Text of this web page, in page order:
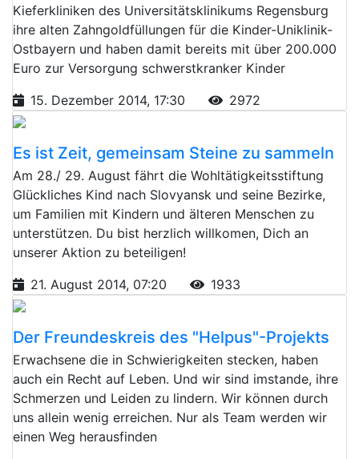
Kieferkliniken des Universitätsklinikums Regensburg
ihre alten Zahngoldfüllungen für die Kinder-Uniklinik-
Ostbayern und haben damit bereits mit über 200.000
Euro zur Versorgung schwerstkranker Kinder
15. Dezember 2014, 17:30
2972
Es ist Zeit, gemeinsam Steine zu sammeln
Am 28./ 29. August fährt die Wohltätigkeitsstiftung
Glückliches Kind nach Slovyansk und seine Bezirke,
um Familien mit Kindern und älteren Menschen zu
unterstützen. Du bist herzlich willkomen, Dich an
unserer Aktion zu beteiligen!
21. August 2014, 07:20
1933
Der Freundeskreis des "Helpus"-Projekts
Erwachsene die in Schwierigkeiten stecken, haben
auch ein Recht auf Leben. Und wir sind imstande, ihre
Schmerzen und Leiden zu lindern. Wir können durch
uns allein wenig erreichen. Nur als Team werden wir
einen Weg herausfinden